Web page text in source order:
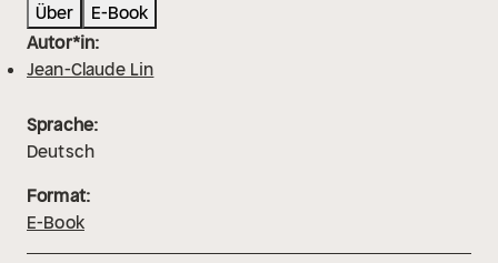
Über
E-Book
Autor*in:
Jean-Claude Lin
Sprache:
Deutsch
Format:
E-Book